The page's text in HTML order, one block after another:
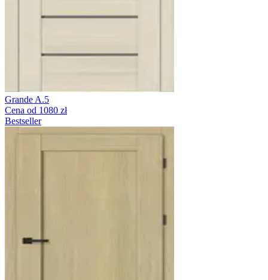
Grande A.5
Cena od 1080 zł
Bestseller